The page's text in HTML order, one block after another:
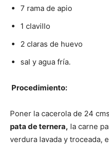
7 rama de apio
1 clavillo
2 claras de huevo
sal y agua fría.
Procedimiento:
Poner la cacerola de 24
pata de ternera, la carne
verdura lavada y troceada,